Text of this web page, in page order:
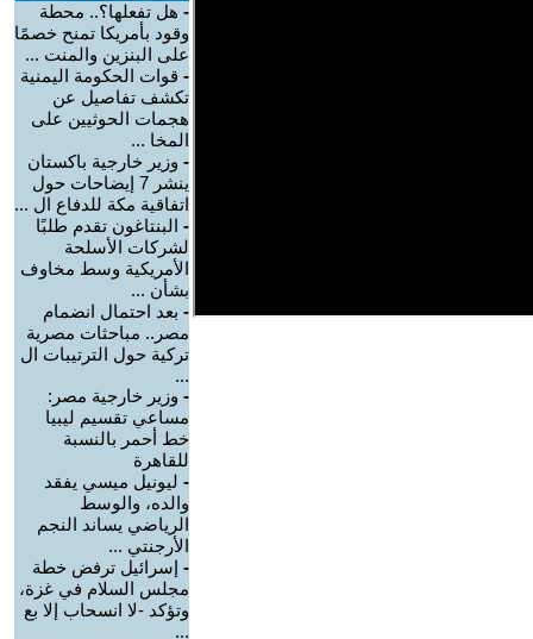
- هل تفعلها؟.. محطة
وقود بأمريكا تمنح خصمًا
على البنزين والمنت ...
- قوات الحكومة اليمنية
تكشف تفاصيل عن
هجمات الحوثيين على
المخا ...
- وزير خارجية باكستان
ينشر 7 إيضاحات حول
اتفاقية مكة للدفاع ال ...
- البنتاغون تقدم طلبًا
لشركات الأسلحة
الأمريكية وسط مخاوف
بشأن ...
- بعد احتمال انضمام
مصر.. مباحثات مصرية
تركية حول الترتيبات ال
...
- وزير خارجية مصر:
مساعي تقسيم ليبيا
خط أحمر بالنسبة
للقاهرة
- ليونيل ميسي يفقد
والده، والوسط
الرياضي يساند النجم
الأرجنتي ...
- إسرائيل ترفض خطة
مجلس السلام في غزة،
وتؤكد -لا انسحاب إلا بع
...